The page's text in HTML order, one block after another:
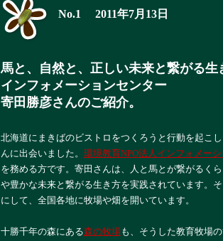
No.1 2011年7月13日
馬と、自然と、正しい未来と繋がる生
インフォメーションセンター
寄田勝彦さんのご紹介。
北海道にまきばのビストロをつくろうと行動を起こ
んに出会いました。 環境教育NPO法人インフォメー
を務める方です。寄田さんは、人と馬とが繋がるく
や豊かな未来と繋がる生き方を実践されています。
にして、全国各地に牧場や畑を開いています。
十勝千年の森にある森の牧場も、そうした教育牧場